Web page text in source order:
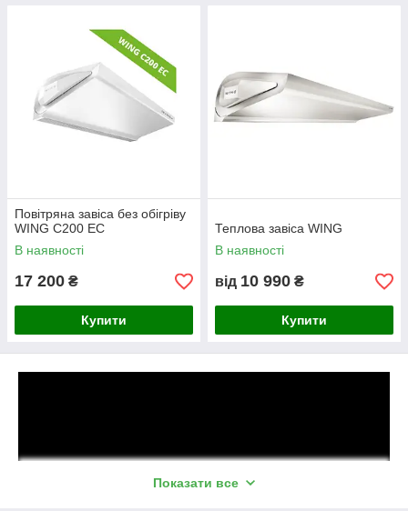
Повітряна завіса без обігріву
WING C200 ЕС
В наявності
17 200 ₴
Купити
Теплова завіса WING
В наявності
від 10 990 ₴
Купити
Показати все